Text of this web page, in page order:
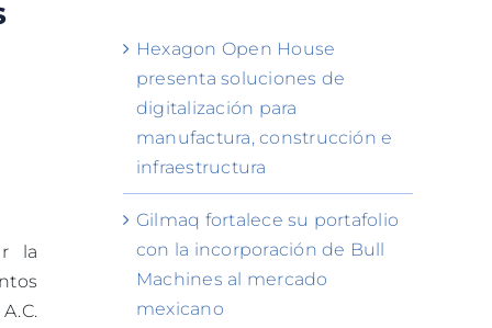
la
Hexagon Open House
presenta soluciones de
digitalización para
manufactura, construcción e
infraestructura
Gilmaq fortalece su portafolio
con la incorporación de Bull
Machines al mercado
mexicano